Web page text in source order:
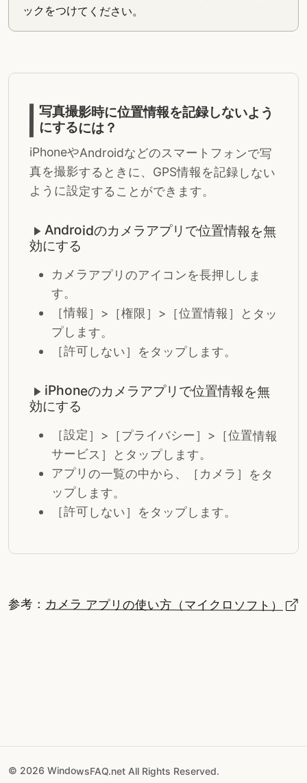
ックをつけてください。
写真撮影時に位置情報を記録しないよう
にするには？
iPhoneやAndroidなどのスマートフォンで写
真を撮影するときに、GPS情報を記録しない
ように設定することができます。
Androidのカメラアプリで位置情報を無
効にする
カメラアプリのアイコンを長押ししま
す。
［情報］>［権限］>［位置情報］とタッ
プします。
［許可しない］をタップします。
iPhoneのカメラアプリで位置情報を無
効にする
［設定］>［プライバシー］>［位置情報
サービス］とタップします。
アプリの一覧の中から、［カメラ］をタ
ップします。
［許可しない］をタップします。
参考： カメラ アプリの使い方（マイクロソフト）
© 2026 WindowsFAQ.net All Rights Reserved.